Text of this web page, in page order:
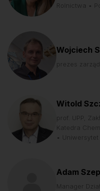
Rolnictwa •
Wojciech
prezes
Witold
prof. UPP,
Katedra
•
Adam
Manager